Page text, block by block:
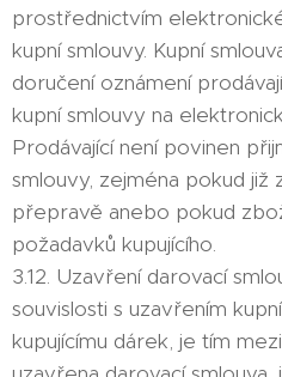
prostřednictvím
kupní smlouvy. Kupní
doručení oznámení
kupní smlouvy na
Prodávající není povinen
smlouvy, zejména pokud
přepravě anebo pokud
požadavků kupujícího.
3.12. Uzavření darovací
souvislosti s uzavřením
kupujícímu dárek, je tím